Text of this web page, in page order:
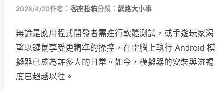
2026/4/20作者： 客座投稿分類： 網路大小事
無論是應用程式開發者需進行軟體測試，或手遊玩家渴
望以鍵鼠享受更精準的操控，在電腦上執行 Android 模
擬器已成為許多人的日常。如今，模擬器的安裝與流暢
度已超越以往。